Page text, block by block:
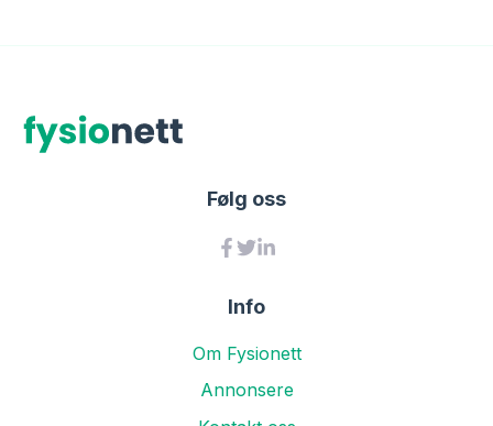
Følg oss
Info
Om Fysionett
Annonsere